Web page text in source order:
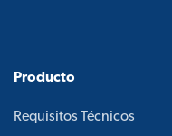
Producto
Requisitos Técnicos